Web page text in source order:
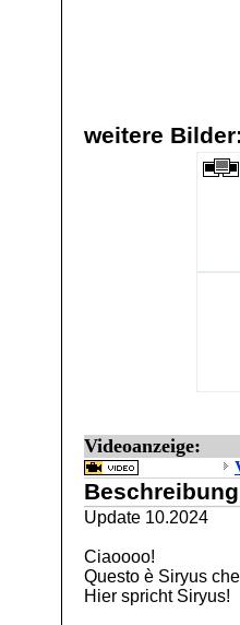
weitere Bilder:
Videoanzeige:
Update 10.2024
Ciaoooo!
Questo è Siryus
Hier spricht Siryus!